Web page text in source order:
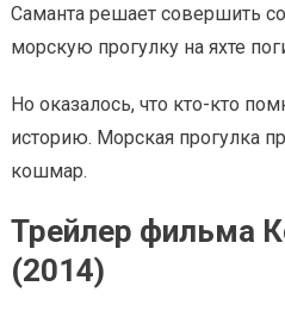
Саманта решает совершить
морскую прогулку на яхте
Но оказалось, что кто-кто
историю. Морская прогулка
кошмар.
Трейлер фильма
(2014)